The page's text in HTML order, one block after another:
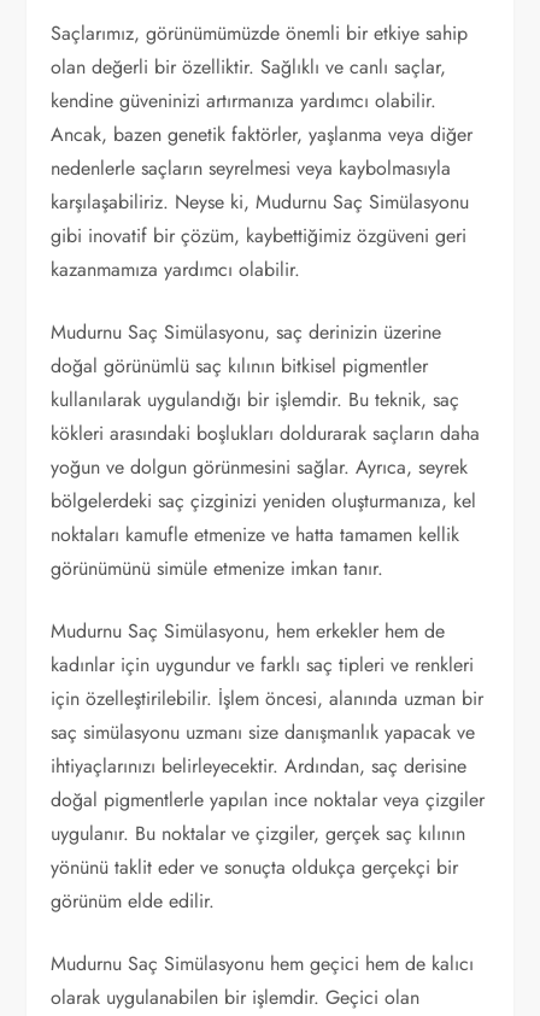
Saçlarımız, görünümümüzde önemli bir etkiye sahip
olan değerli bir özelliktir. Sağlıklı ve canlı saçlar,
kendine güveninizi artırmanıza yardımcı olabilir.
Ancak, bazen genetik faktörler, yaşlanma veya diğer
nedenlerle saçların seyrelmesi veya kaybolmasıyla
karşılaşabiliriz. Neyse ki, Mudurnu Saç Simülasyonu
gibi inovatif bir çözüm, kaybettiğimiz özgüveni geri
kazanmamıza yardımcı olabilir.
Mudurnu Saç Simülasyonu, saç derinizin üzerine
doğal görünümlü saç kılının bitkisel pigmentler
kullanılarak uygulandığı bir işlemdir. Bu teknik, saç
kökleri arasındaki boşlukları doldurarak saçların daha
yoğun ve dolgun görünmesini sağlar. Ayrıca, seyrek
bölgelerdeki saç çizginizi yeniden oluşturmanıza, kel
noktaları kamufle etmenize ve hatta tamamen kellik
görünümünü simüle etmenize imkan tanır.
Mudurnu Saç Simülasyonu, hem erkekler hem de
kadınlar için uygundur ve farklı saç tipleri ve renkleri
için özelleştirilebilir. İşlem öncesi, alanında uzman bir
saç simülasyonu uzmanı size danışmanlık yapacak ve
ihtiyaçlarınızı belirleyecektir. Ardından, saç derisine
doğal pigmentlerle yapılan ince noktalar veya çizgiler
uygulanır. Bu noktalar ve çizgiler, gerçek saç kılının
yönünü taklit eder ve sonuçta oldukça gerçekçi bir
görünüm elde edilir.
Mudurnu Saç Simülasyonu hem geçici hem de kalıcı
olarak uygulanabilen bir işlemdir. Geçici olan